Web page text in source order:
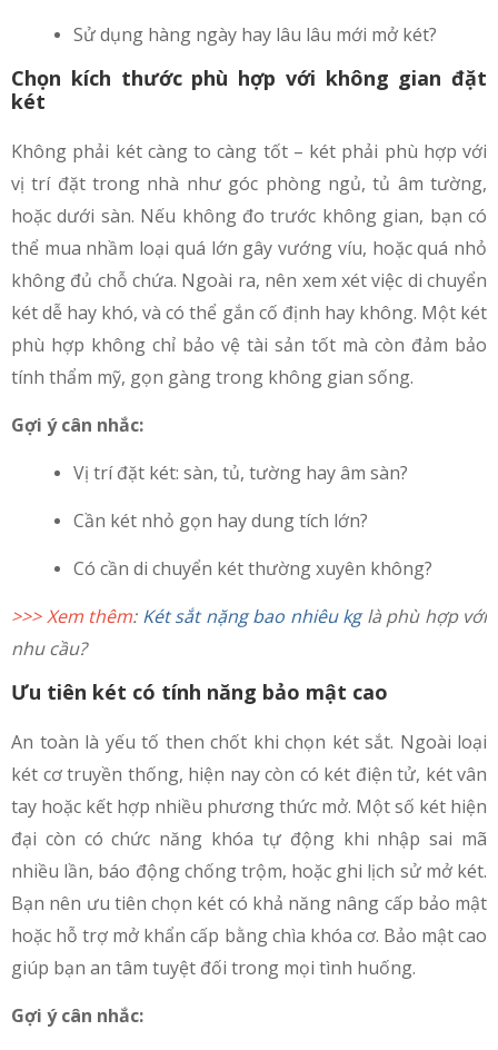
Sử dụng hàng ngày hay lâu lâu mới mở két?
Chọn kích thước phù hợp với không gian đặt
két
Không phải két càng to càng tốt – két phải phù hợp với
vị trí đặt trong nhà như góc phòng ngủ, tủ âm tường,
hoặc dưới sàn. Nếu không đo trước không gian, bạn có
thể mua nhầm loại quá lớn gây vướng víu, hoặc quá nhỏ
không đủ chỗ chứa. Ngoài ra, nên xem xét việc di chuyển
két dễ hay khó, và có thể gắn cố định hay không. Một két
phù hợp không chỉ bảo vệ tài sản tốt mà còn đảm bảo
tính thẩm mỹ, gọn gàng trong không gian sống.
Gợi ý cân nhắc:
Vị trí đặt két: sàn, tủ, tường hay âm sàn?
Cần két nhỏ gọn hay dung tích lớn?
Có cần di chuyển két thường xuyên không?
>>> Xem thêm: Két sắt nặng bao nhiêu kglà phù hợp với
nhu cầu?
Ưu tiên két có tính năng bảo mật cao
An toàn là yếu tố then chốt khi chọn két sắt. Ngoài loại
két cơ truyền thống, hiện nay còn có két điện tử, két vân
tay hoặc kết hợp nhiều phương thức mở. Một số két hiện
đại còn có chức năng khóa tự động khi nhập sai mã
nhiều lần, báo động chống trộm, hoặc ghi lịch sử mở két.
Bạn nên ưu tiên chọn két có khả năng nâng cấp bảo mật
hoặc hỗ trợ mở khẩn cấp bằng chìa khóa cơ. Bảo mật cao
giúp bạn an tâm tuyệt đối trong mọi tình huống.
Gợi ý cân nhắc: